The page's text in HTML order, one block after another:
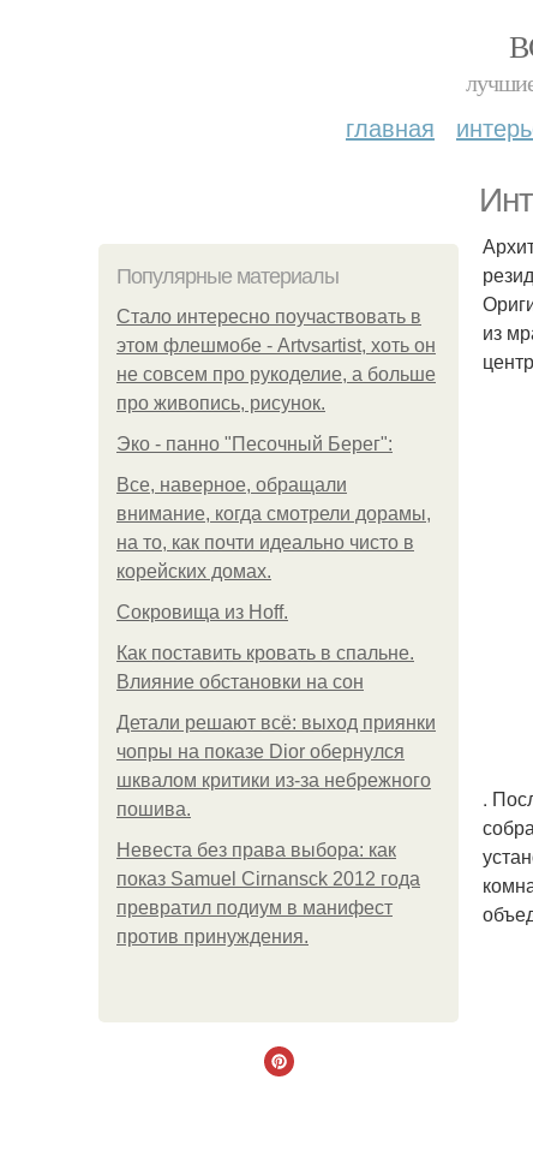
главная
Популярные материалы
Стало интересно поучаствовать в
этом флешмобе - Artvsartist, хоть он
не совсем про рукоделие, а больше
про живопись, рисунок.
Эко - панно "Песочный Берег":
Все, наверное, обращали
внимание, когда смотрели дорамы,
на то, как почти идеально чисто в
корейских домах.
Сокровища из Hoff.
Как поставить кровать в спальне.
Влияние обстановки на сон
Детали решают всё: выход приянки
чопры на показе Dior обернулся
шквалом критики из-за небрежного
пошива.
Невеста без права выбора: как
показ Samuel Cirnansck 2012 года
превратил подиум в манифест
против принуждения.
из
.